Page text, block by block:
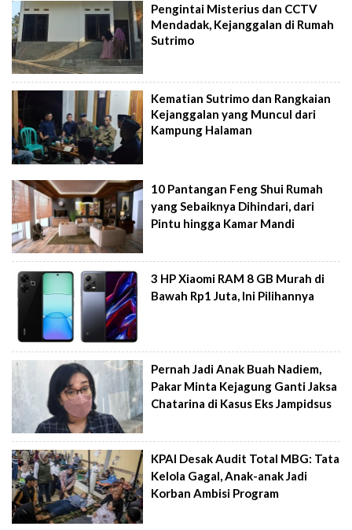
Pengintai Misterius dan CCTV
Mendadak, Kejanggalan di Rumah
Sutrimo
Kematian Sutrimo dan Rangkaian
Kejanggalan yang Muncul dari
Kampung Halaman
10 Pantangan Feng Shui Rumah
yang Sebaiknya Dihindari, dari
Pintu hingga Kamar Mandi
3 HP Xiaomi RAM 8 GB Murah di
Bawah Rp1 Juta, Ini Pilihannya
Pernah Jadi Anak Buah Nadiem,
Pakar Minta Kejagung Ganti Jaksa
Chatarina di Kasus Eks Jampidsus
KPAI Desak Audit Total MBG: Tata
Kelola Gagal, Anak-anak Jadi
Korban Ambisi Program